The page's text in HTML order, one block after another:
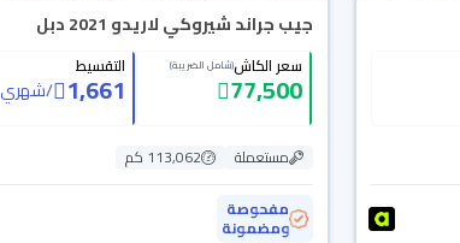
جيب جراند شيروكي لاريدو 2021 دبل
سعر الكاش(شامل الضريبة)
77,500
التقسيط
1,661
/شهري
مستعملة
113,062 كم
مفحوصة
ومضمونة